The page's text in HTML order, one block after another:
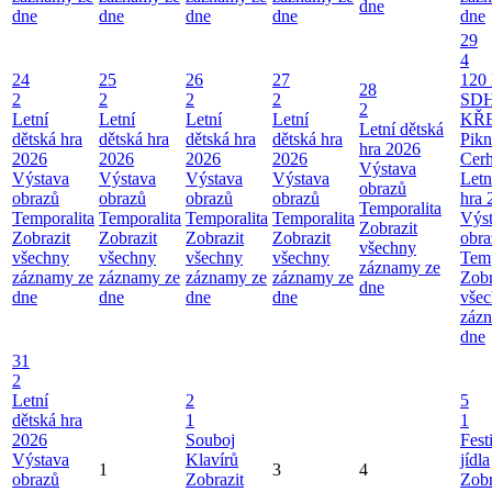
dne
dne
dne
dne
dne
dne
24
2
Letní
dětská hra
2026
Výstava
obrazů
Temporalita
Zobrazit
všechny
záznamy ze
dne
25
2
Letní
dětská hra
2026
Výstava
obrazů
Temporalita
Zobrazit
všechny
záznamy ze
dne
26
2
Letní
dětská hra
2026
Výstava
obrazů
Temporalita
Zobrazit
všechny
záznamy ze
dne
27
2
Letní
dětská hra
2026
Výstava
obrazů
Temporalita
Zobrazit
všechny
záznamy ze
dne
28
2
Letní dětská
hra 2026
Výstava
obrazů
Temporalita
Zobrazit
všechny
záznamy ze
dne
29
4
120
hra
dne
31
2
Letní
dětská hra
2026
Výstava
obrazů
1
2
1
Souboj
Klavírů
Zobrazit
3 4
5
1
jídla